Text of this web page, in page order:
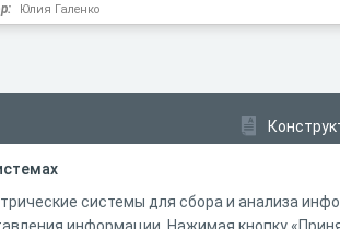
Юлия Галенко
системы для сбора и анализа